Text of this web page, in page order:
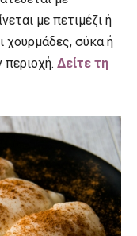
με πετιμέζι ή
χουρμάδες, σύκα ή
περιοχή. Δείτε τη